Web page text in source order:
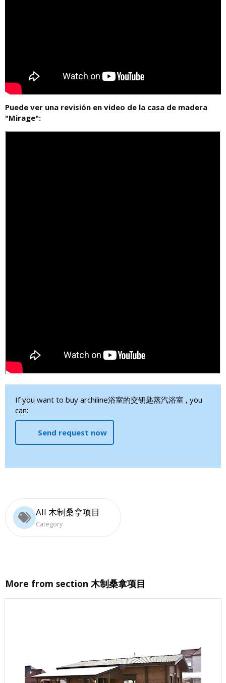
Puede ver una revisión en video de la casa de madera
"Mirage":
If you want to buy archiline浴室的交钥匙蒸汽浴室 , you
can:
Send request now
All 木制桑拿项目
Category
More from section 木制桑拿项目